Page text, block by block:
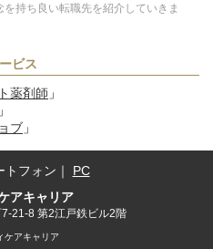
持ち良い転職先を紹介していきま
ビス
薬剤師 」
」
ブ 」
トフォン ｜ PC
アキャリア
21-8 第2江戸鉄ビル2階
ケアキャリア